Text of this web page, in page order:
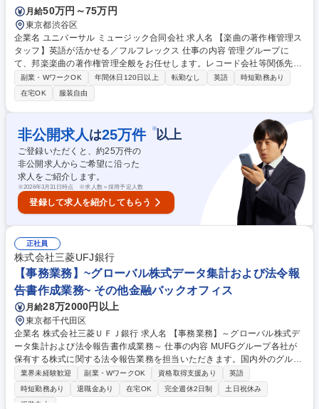
月給50万円～75万円
東京都渋谷区
企業名 ユニバーサル ミュージック合同会社 求人名 【楽曲の著作権管理ス
タッフ】英語が活かせる／フルフレックス 仕事の内容 管理グループに
て、邦楽楽曲の著作権管理全般をお任せします。レコード会社等関係先と
の折衝、契約書作成、印税分配計算、著作権管理団体への届出、作家等か
らの問い合わせ対応を幅広くご担当いただきます。 ■レコード会社やマネ
ジメント会社など関係先との折衝 ■著作権契約書等の契約書作成業務 ■印
税分配計算業務 ■著作権管理団体への届出等を含む対応 ■作家等の関係者
からの問い合わせ対応 募集職種 【楽曲の著作権管理スタッフ】英語が活
かせる／フルフレックス
副業・WワークOK 年間休日120日以上 転勤なし 英語
時短勤務あり
在宅OK
服装自由
非公開求人 は25万件 ※以上
ご登録いただくと、約25万件の
非公開求人からご希望に沿った
求人をご紹介します。
※2026年3月31日時点 ※求人数＝採用予定人数
登録して求人を紹介してもらう
正社員
株式会社三菱UFJ銀行
【事務業務】~グローバル株式データ集計および法令報
告書作成業務~ その他金融バックオフィス
月給28万2000円以上
東京都千代田区
企業名 株式会社三菱ＵＦＪ銀行 求人名 【事務業務】～グローバル株式デ
ータ集計および法令報告書作成業務～ 仕事の内容 MUFGグループ各社が
保有する株式に関する法令報告業務を担当いただきます。国内外のグルー
プ会社と連携しながら、必要な情報を取りまとめ、各国のルールに沿った
報告書の作成・提出を行うポジションです。日々の定 常業務に加え、法改
正や制度変更に応じて運用方法の見直しにも携わるため、専門知識を身に
業界未経験歓迎 副業・WワークOK 資格取得支援あり
英語
時短勤務あり
退職金あり 在宅OK 完全週休2日制
土日祝休み
服装自由